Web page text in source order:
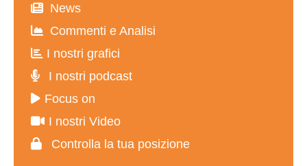
News
Commenti e Analisi
I nostri grafici
I nostri podcast
Focus on
I nostri Video
Controlla la tua posizione